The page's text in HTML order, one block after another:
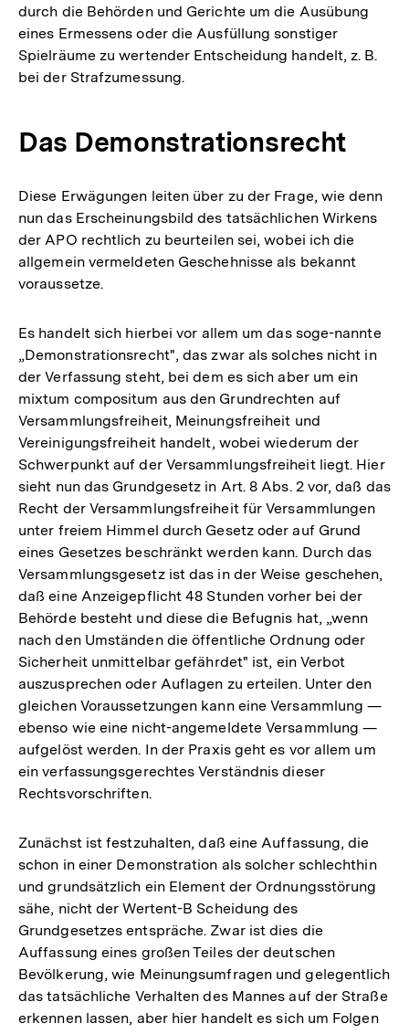
durch die Behörden und Gerichte um die Ausübung
eines Ermessens oder die Ausfüllung sonstiger
Spielräume zu wertender Entscheidung handelt, z. B.
bei der Strafzumessung.
Das Demonstrationsrecht
Diese Erwägungen leiten über zu der Frage, wie denn
nun das Erscheinungsbild des tatsächlichen Wirkens
der APO rechtlich zu beurteilen sei, wobei ich die
allgemein vermeldeten Geschehnisse als bekannt
voraussetze.
Es handelt sich hierbei vor allem um das soge-nannte
„Demonstrationsrecht", das zwar als solches nicht in
der Verfassung steht, bei dem es sich aber um ein
mixtum compositum aus den Grundrechten auf
Versammlungsfreiheit, Meinungsfreiheit und
Vereinigungsfreiheit handelt, wobei wiederum der
Schwerpunkt auf der Versammlungsfreiheit liegt. Hier
sieht nun das Grundgesetz in Art. 8 Abs. 2 vor, daß das
Recht der Versammlungsfreiheit für Versammlungen
unter freiem Himmel durch Gesetz oder auf Grund
eines Gesetzes beschränkt werden kann. Durch das
Versammlungsgesetz ist das in der Weise geschehen,
daß eine Anzeigepflicht 48 Stunden vorher bei der
Behörde besteht und diese die Befugnis hat, „wenn
nach den Umständen die öffentliche Ordnung oder
Sicherheit unmittelbar gefährdet" ist, ein Verbot
auszusprechen oder Auflagen zu erteilen. Unter den
gleichen Voraussetzungen kann eine Versammlung —
ebenso wie eine nicht-angemeldete Versammlung —
aufgelöst werden. In der Praxis geht es vor allem um
ein verfassungsgerechtes Verständnis dieser
Rechtsvorschriften.
Zunächst ist festzuhalten, daß eine Auffassung, die
schon in einer Demonstration als solcher schlechthin
und grundsätzlich ein Element der Ordnungsstörung
sähe, nicht der Wertent-B Scheidung des
Grundgesetzes entspräche. Zwar ist dies die
Auffassung eines großen Teiles der deutschen
Bevölkerung, wie Meinungsumfragen und gelegentlich
das tatsächliche Verhalten des Mannes auf der Straße
erkennen lassen, aber hier handelt es sich um Folgen